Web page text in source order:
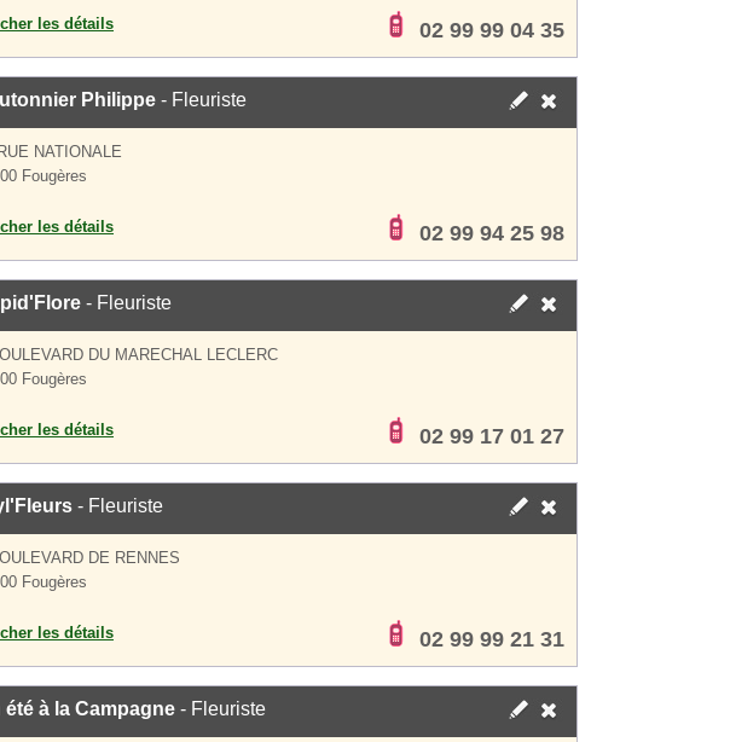
les détails 02 99 99 04 35
Philippe - Fleuriste
NATIONALE
Fougères
les détails 02 99 94 25 98
- Fleuriste
DU MARECHAL LECLERC
Fougères
les détails 02 99 17 01 27
- Fleuriste
DE RENNES
Fougères
les détails 02 99 99 21 31
été à la Campagne - Fleuriste